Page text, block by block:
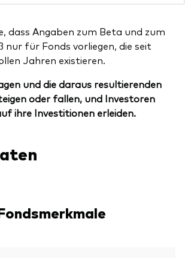
dass Angaben zum Beta und zum
für Fonds vorliegen, die seit
Jahren existieren.
und die daraus resultierenden
oder fallen, und Investoren
ihre Investitionen erleiden.